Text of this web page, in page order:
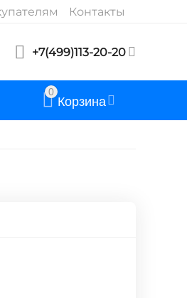
Контакты
+7(499)113-20-20
0 Корзина